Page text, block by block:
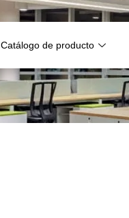
Catálogo de producto